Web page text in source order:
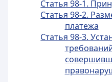
Статья 98-1.
Статья 98-2.
платежа
Статья 98-3.